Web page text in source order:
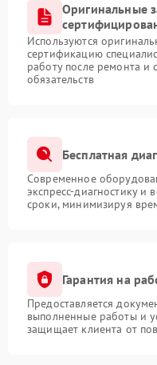
Оригинальные
Используются
сертификацию
работу после ремонта и
обязательств
Бесплатная
Современное
экспресс-диагностику и
сроки, минимизируя
Гарантия на
Предоставляется
выполненные работы и
защищает клиента от